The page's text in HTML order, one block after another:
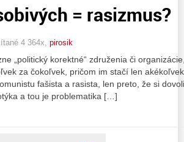
= rasizmus?
4 364x, pirosik
„politický korektné“ združenia či
za čokoľvek, pričom im stačí len
fašista a rasista, len preto, že si
a tou je problematika […]